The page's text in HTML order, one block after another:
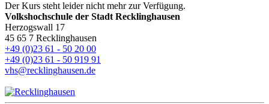
Der Kurs steht leider nicht mehr zur Verfügung.
Volkshochschule der Stadt Recklinghausen
Herzogswall 17
45 65 7 Recklinghausen
+49 (0)23 61 - 50 20 00
+49 (0)23 61 - 50 919 91
vhs@recklinghausen.de